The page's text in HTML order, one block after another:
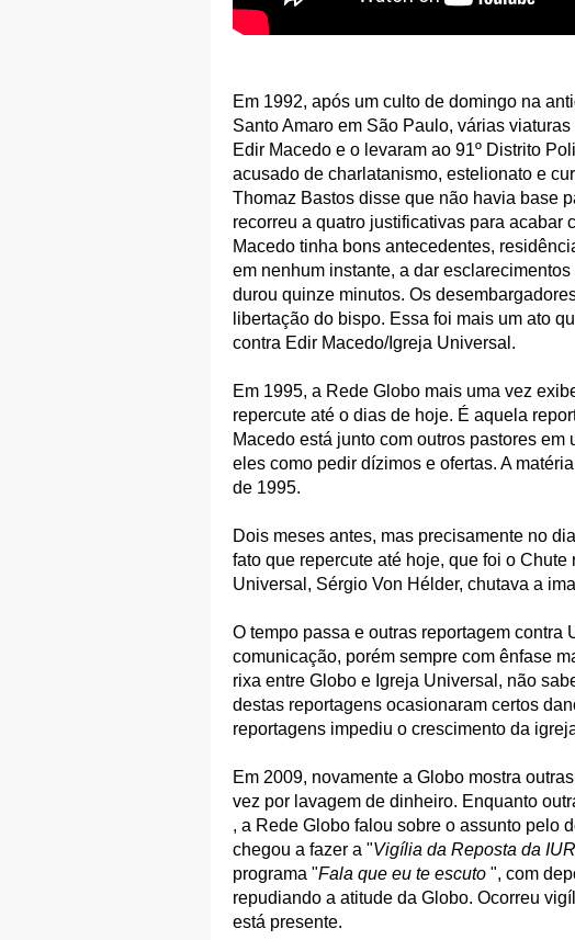
Em 1992, após um culto de domingo na
Santo Amaro em São Paulo, várias
Edir Macedo e o levaram ao 91º Distrito
acusado de charlatanismo, estelionato e
Thomaz Bastos disse que não havia base
recorreu a quatro justificativas para acabar
Macedo tinha bons antecedentes,
em nenhum instante, a dar
durou quinze minutos. Os
libertação do bispo. Essa foi mais um ato
contra Edir Macedo/Igreja Universal.
Em 1995, a Rede Globo mais uma vez
repercute até o dias de hoje. É aquela
Macedo está junto com outros pastores
eles como pedir dízimos e ofertas. A
de 1995.
Dois meses antes, mas precisamente no
fato que repercute até hoje, que foi o
Universal, Sérgio Von Hélder, chutava a
O tempo passa e outras reportagem contra
comunicação, porém sempre com ênfase
rixa entre Globo e Igreja Universal, não
destas reportagens ocasionaram certos
reportagens impediu o crescimento da
Em 2009, novamente a Globo mostra
vez por lavagem de dinheiro. Enquanto
, a Rede Globo falou sobre o assunto pelo
chegou a fazer a "Vigília da Reposta da
programa "Fala que eu te escuto ", com
repudiando a atitude da Globo. Ocorreu
está presente.